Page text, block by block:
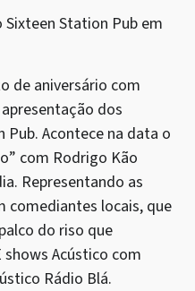
Sixteen Station Pub em
de aniversário com
dos
Acontece na data o
com Rodrigo Kão
Representando as
comediantes locais, que
do riso que
shows Acústico com
Rádio Blá.